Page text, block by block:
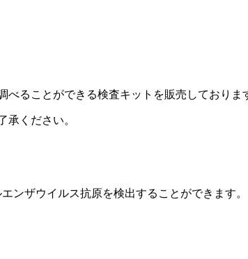
べることができる検査キットを販売しておりま
ください。
ンザウイルス抗原を検出することができます。